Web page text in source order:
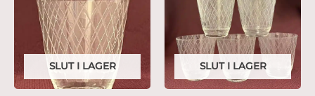
SLUT I LAGER SLUT I LAGER